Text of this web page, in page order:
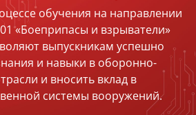
обучения на направлении
«Боеприпасы и взрыватели»
выпускникам успешно
и навыки в оборонно-
и вносить вклад в
системы вооружений.